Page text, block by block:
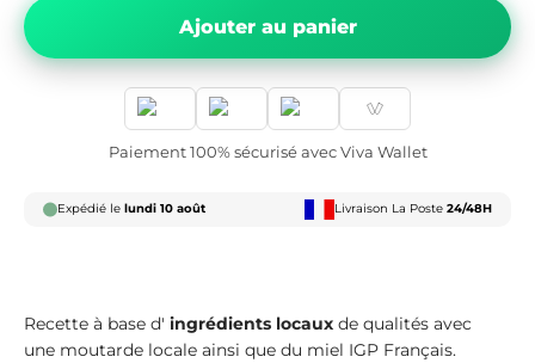
Ajouter au panier
Paiement 100% sécurisé avec Viva Wallet
Expédié le lundi 10 août Livraison La Poste 24/48H
Recette à base d' ingrédients locaux de qualités avec
une moutarde locale ainsi que du miel IGP Français.